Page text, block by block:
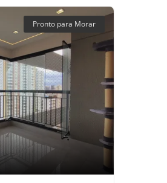
Pronto para Morar